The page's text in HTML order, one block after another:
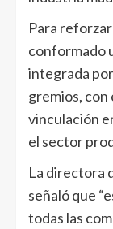
Para
conformado
integrada
gremios, con
vinculación
el sector
La directora
señaló que
todas las